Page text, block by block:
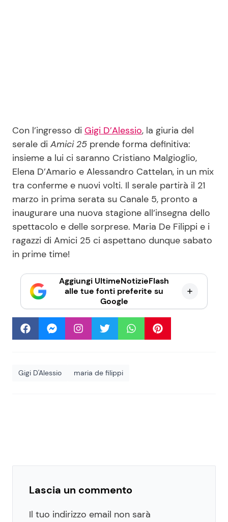
Con l’ingresso di Gigi D’Alessio, la giuria del
serale di Amici 25 prende forma definitiva:
insieme a lui ci saranno Cristiano Malgioglio,
Elena D’Amario e Alessandro Cattelan, in un mix
tra conferme e nuovi volti. Il serale partirà il 21
marzo in prima serata su Canale 5, pronto a
inaugurare una nuova stagione all’insegna dello
spettacolo e delle sorprese. Maria De Filippi e i
ragazzi di Amici 25 ci aspettano dunque sabato
in prime time!
Aggiungi UltimeNotizieFlash
alle tue fonti preferite su
Google
Gigi D'Alessio maria de filippi
Lascia un commento
Il tuo indirizzo email non sarà